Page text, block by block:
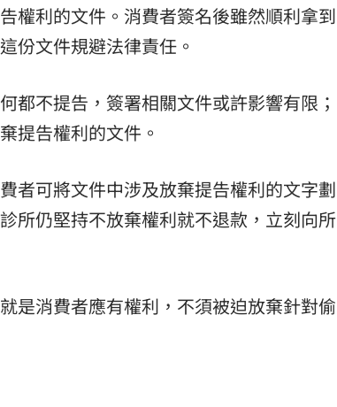
權利的文件。消費者簽名後雖然順利拿到
份文件規避法律責任。
都不提告，簽署相關文件或許影響有限；
提告權利的文件。
者可將文件中涉及放棄提告權利的文字劃
所仍堅持不放棄權利就不退款，立刻向所
是消費者應有權利，不須被迫放棄針對偷